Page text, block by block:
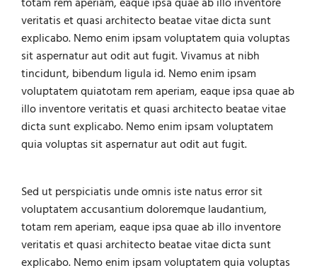
veritatis et quasi architecto beatae vitae dicta sunt
explicabo. Nemo enim ipsam voluptatem quia voluptas
sit aspernatur aut odit aut fugit. Vivamus at nibh
tincidunt, bibendum ligula id. Nemo enim ipsam
voluptatem quiatotam rem aperiam, eaque ipsa quae ab
illo inventore veritatis et quasi architecto beatae vitae
dicta sunt explicabo. Nemo enim ipsam voluptatem
quia voluptas sit aspernatur aut odit aut fugit.
Sed ut perspiciatis unde omnis iste natus error sit
voluptatem accusantium doloremque laudantium,
totam rem aperiam, eaque ipsa quae ab illo inventore
veritatis et quasi architecto beatae vitae dicta sunt
explicabo. Nemo enim ipsam voluptatem quia voluptas